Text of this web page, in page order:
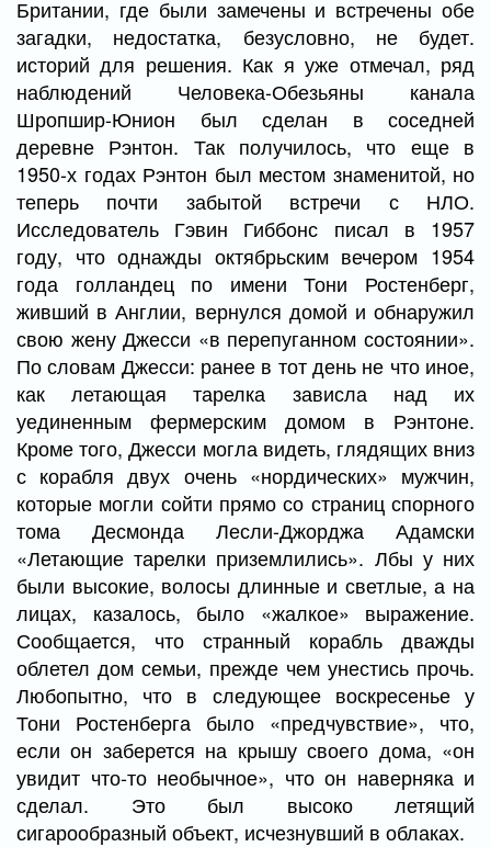
Британии, где были замечены и встречены обе
загадки, недостатка, безусловно, не будет.
историй для решения. Как я уже отмечал, ряд
наблюдений Человека-Обезьяны канала
Шропшир-Юнион был сделан в соседней
деревне Рэнтон. Так получилось, что еще в
1950-х годах Рэнтон был местом знаменитой, но
теперь почти забытой встречи с НЛО.
Исследователь Гэвин Гиббонс писал в 1957
году, что однажды октябрьским вечером 1954
года голландец по имени Тони Ростенберг,
живший в Англии, вернулся домой и обнаружил
свою жену Джесси «в перепуганном состоянии».
По словам Джесси: ранее в тот день не что иное,
как летающая тарелка зависла над их
уединенным фермерским домом в Рэнтоне.
Кроме того, Джесси могла видеть, глядящих вниз
с корабля двух очень «нордических» мужчин,
которые могли сойти прямо со страниц спорного
тома Десмонда Лесли-Джорджа Адамски
«Летающие тарелки приземлились». Лбы у них
были высокие, волосы длинные и светлые, а на
лицах, казалось, было «жалкое» выражение.
Сообщается, что странный корабль дважды
облетел дом семьи, прежде чем унестись прочь.
Любопытно, что в следующее воскресенье у
Тони Ростенберга было «предчувствие», что,
если он заберется на крышу своего дома, «он
увидит что-то необычное», что он наверняка и
сделал. Это был высоко летящий
сигарообразный объект, исчезнувший в облаках.